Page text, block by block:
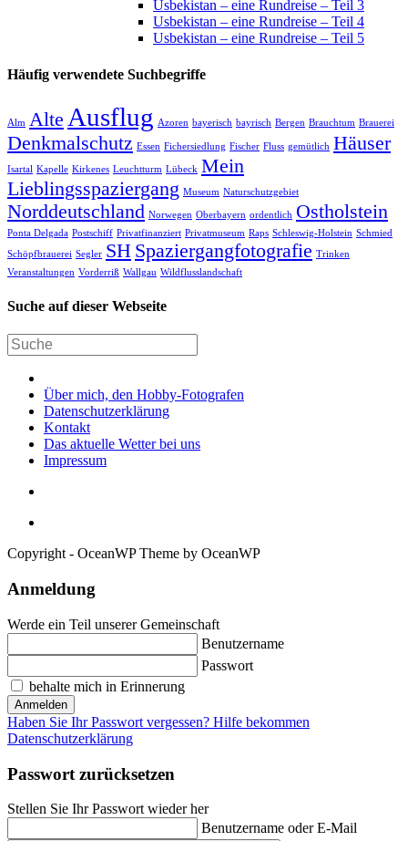
Usbekistan – eine Rundreise – Teil 3
Usbekistan – eine Rundreise – Teil 4
Usbekistan – eine Rundreise – Teil 5
Häufig verwendete Suchbegriffe
Alm Alte Ausflug Azoren bayerisch bayrisch Bergen Brauchtum Brauerei
Denkmalschutz Essen Fichersiedlung Fischer Fluss gemütlich Häuser
Isartal Kapelle Kirkenes Leuchtturm Lübeck Mein
Lieblingsspaziergang Museum Naturschutzgebiet
Norddeutschland Norwegen Oberbayern ordentlich Ostholstein
Ponta Delgada Postschiff Privatfinanziert Privatmuseum Raps Schleswig-Holstein Schmied
Schöpfbrauerei Segler SH Spaziergangfotografie Trinken
Veranstaltungen Vorderriß Wallgau Wildflusslandschaft
Suche auf dieser Webseite
Über mich, den Hobby-Fotografen
Datenschutzerklärung
Kontakt
Das aktuelle Wetter bei uns
Impressum
Copyright - OceanWP Theme by OceanWP
Anmeldung
Werde ein Teil unserer Gemeinschaft
Benutzername
Passwort
behalte mich in Erinnerung
Anmelden
Haben Sie Ihr Passwort vergessen? Hilfe bekommen
Datenschutzerklärung
Passwort zurücksetzen
Stellen Sie Ihr Passwort wieder her
Benutzername oder E-Mail